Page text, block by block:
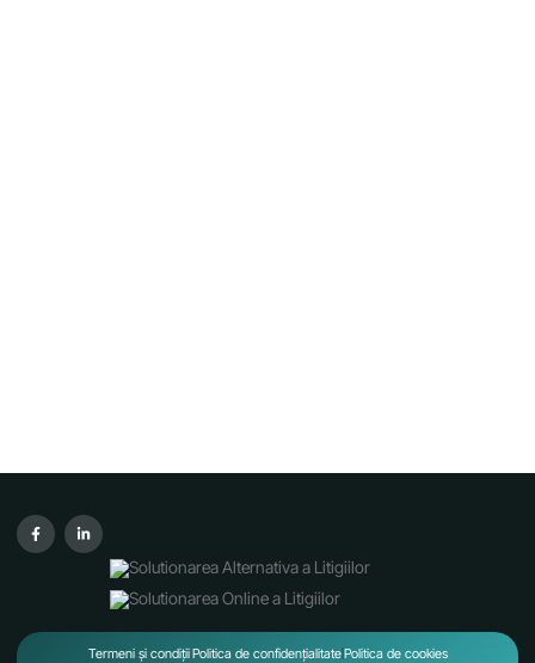
Termeni și condițiiPolitica de confidențialitatePolitica de cookies